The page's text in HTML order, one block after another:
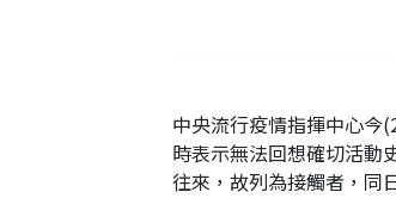
中央流行疫情指揮中心今
時表示無法回想確切活動
往來，故列為接觸者，同